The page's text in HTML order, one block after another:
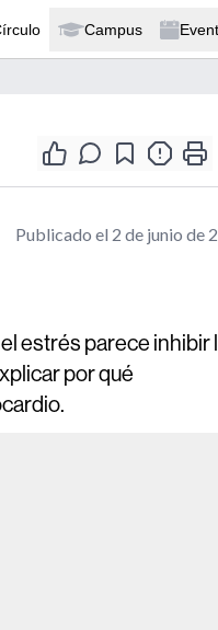
Campus
Publicado el 2 de junio de
estrés parece inhibir
por qué